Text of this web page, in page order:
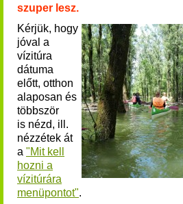
szuper lesz.
Kérjük, hogy
jóval a
vízitúra
dátuma
előtt, otthon
alaposan és
többször
is nézd, ill.
nézzétek át
a "Mit kell
hozni a
vízitúrára
menüpontot".